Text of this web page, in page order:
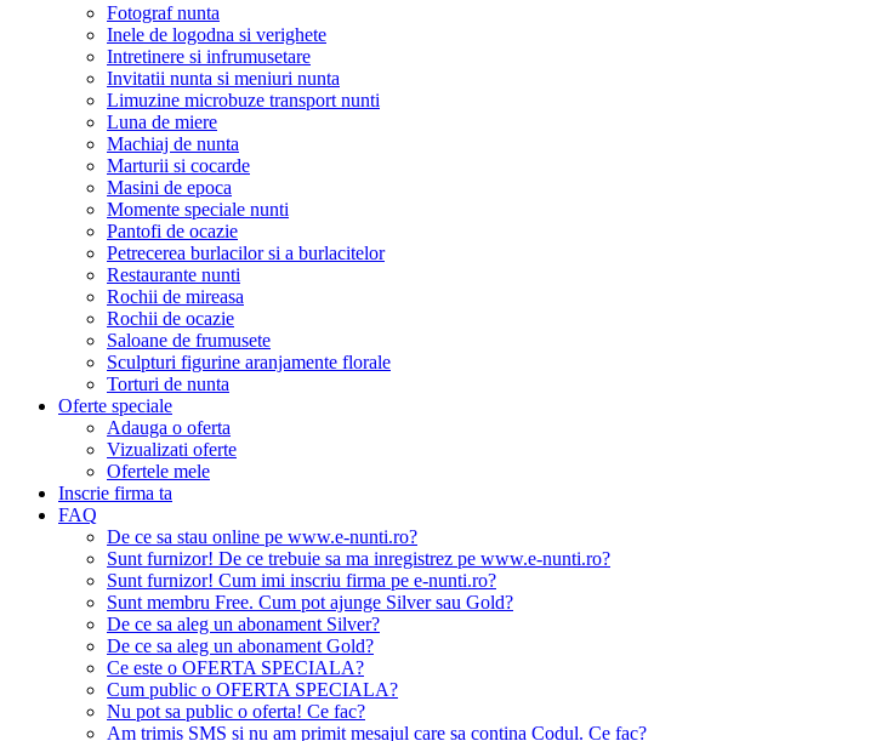
Fotograf nunta
Inele de logodna si verighete
Intretinere si infrumusetare
Invitatii nunta si meniuri nunta
Limuzine microbuze transport nunti
Luna de miere
Machiaj de nunta
Marturii si cocarde
Masini de epoca
Momente speciale nunti
Pantofi de ocazie
Petrecerea burlacilor si a burlacitelor
Restaurante nunti
Rochii de mireasa
Rochii de ocazie
Saloane de frumusete
Sculpturi figurine aranjamente florale
Torturi de nunta
Oferte speciale
Adauga o oferta
Vizualizati oferte
Ofertele mele
Inscrie firma ta
FAQ
De ce sa stau online pe www.e-nunti.ro?
Sunt furnizor! De ce trebuie sa ma inregistrez pe www.e-nunti.ro?
Sunt furnizor! Cum imi inscriu firma pe e-nunti.ro?
Sunt membru Free. Cum pot ajunge Silver sau Gold?
De ce sa aleg un abonament Silver?
De ce sa aleg un abonament Gold?
Ce este o OFERTA SPECIALA?
Cum public o OFERTA SPECIALA?
Nu pot sa public o oferta! Ce fac?
Am trimis SMS si nu am primit mesajul care sa contina Codul. Ce fac?